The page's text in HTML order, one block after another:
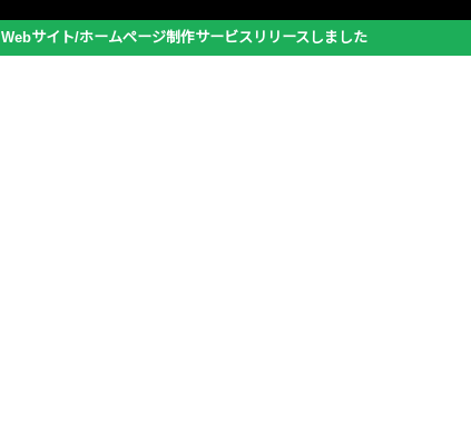
Webサイト/ホームページ制作サービスリリースしました